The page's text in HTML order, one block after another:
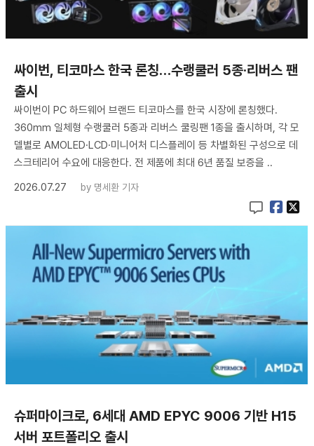
싸이번, 티코마스 한국 론칭…수랭쿨러 5종·리버스 팬
출시
싸이번이 PC 하드웨어 브랜드 티코마스를 한국 시장에 론칭했다.
360mm 일체형 수랭쿨러 5종과 리버스 쿨링팬 1종을 출시하며, 각 모
델별로 AMOLED·LCD·미니어처 디스플레이 등 차별화된 구성으로 데
스크테리어 수요에 대응한다. 전 제품에 최대 6년 품질 보증을 ..
2026.07.27
by 명세환 기자
슈퍼마이크로, 6세대 AMD EPYC 9006 기반 H15
서버 포트폴리오 출시